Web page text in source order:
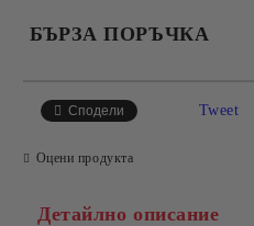
БЪРЗА ПОРЪЧКА
Сподели Tweet
Оцени продукта
Детайлно описание